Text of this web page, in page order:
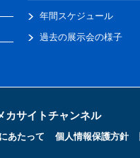
年間スケジュール
過去の展示会の様子
カサイトチャンネル
あたって 個人情報保護方針